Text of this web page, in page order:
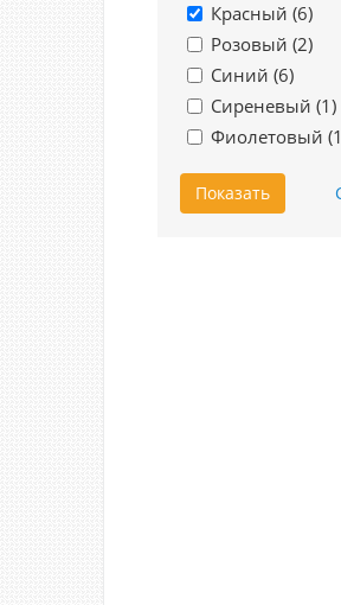
Красный (6)
Розовый (2)
Синий (6)
Сиреневый (1)
Фиолетовый (1